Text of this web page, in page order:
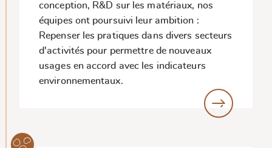
conception, R&D sur les matériaux, nos
équipes ont poursuivi leur ambition :
Repenser les pratiques dans divers secteurs
d'activités pour permettre de nouveaux
usages en accord avec les indicateurs
environnementaux.